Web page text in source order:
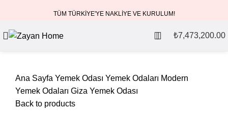
TÜM TÜRKİYE'YE NAKLİYE VE KURULUM!
₺7,473,200.00
Ana Sayfa Yemek Odası Yemek Odaları Modern
Yemek Odaları Giza Yemek Odası
Back to products